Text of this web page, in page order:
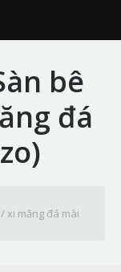
bê
đá
xi măng đá mài